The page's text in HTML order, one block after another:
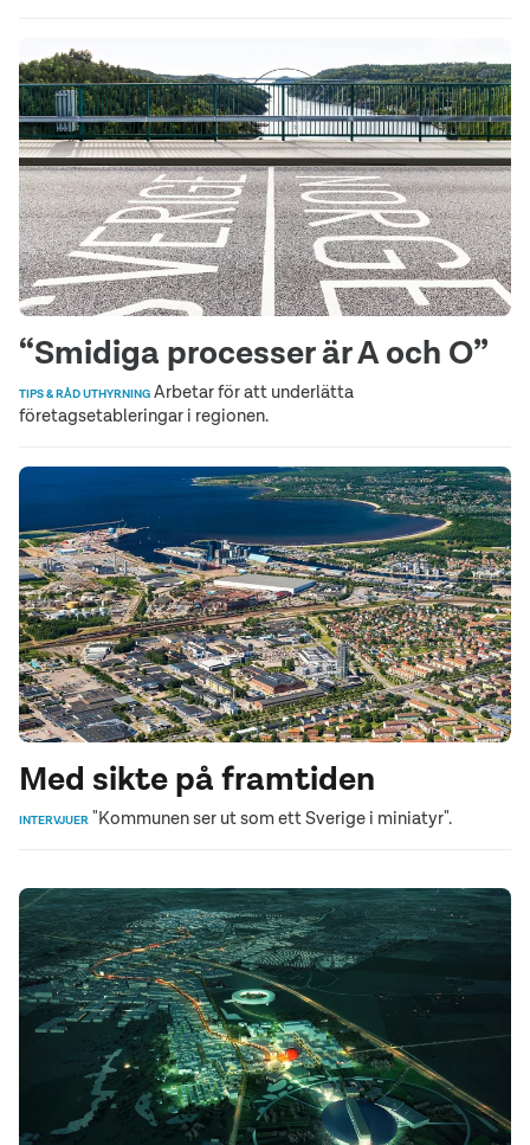
“Smidiga processer är A och O”
TIPS & RÅD UTHYRNING Arbetar för att underlätta
företagsetableringar i regionen.
Med sikte på framtiden
INTERVJUER "Kommunen ser ut som ett Sverige i miniatyr".